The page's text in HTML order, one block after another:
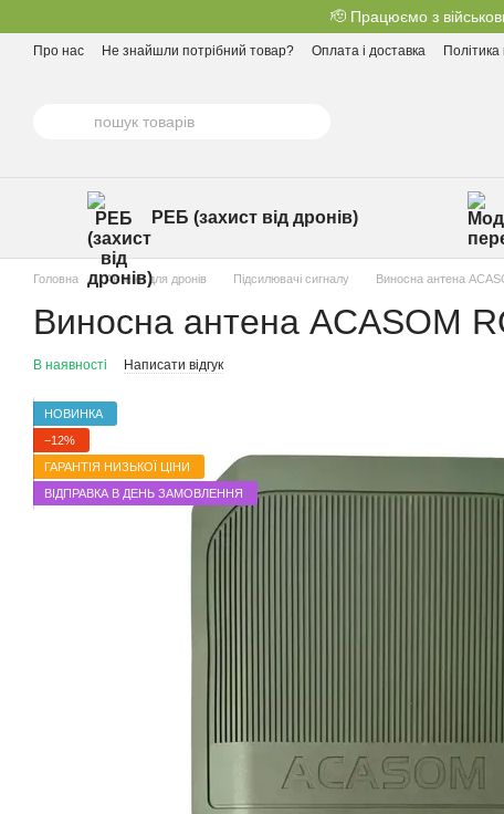
🫡 Працюємо з
Про нас Не знайшли потрібний товар? Оплата і доставка Політика
РЕБ (захист від дронів)
Головна Антени для дронів Підсилювачі сигналу Виносна антена
Виносна антена ACASOM
В наявності Написати відгук
НОВИНКА
−12%
ГАРАНТІЯ НИЗЬКОЇ ЦІНИ
ВІДПРАВКА В ДЕНЬ ЗАМОВЛЕННЯ